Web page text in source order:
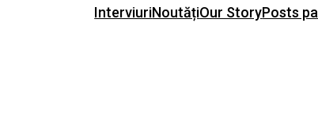
InterviuriNoutățiOur StoryPosts